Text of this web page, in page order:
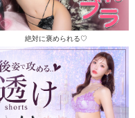
絶対に褒められる♡